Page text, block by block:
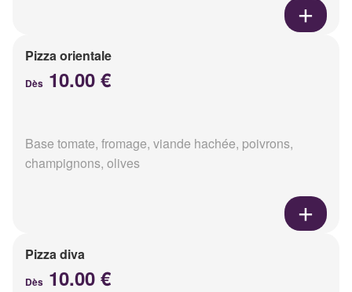
Pizza orientale
Dès 10.00 €
Base tomate, fromage, viande hachée, poivrons,
champignons, olives
Pizza diva
Dès 10.00 €